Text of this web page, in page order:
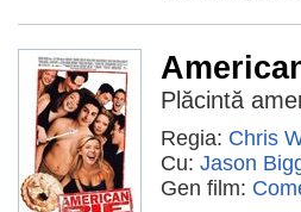
Plăcintă
Regia: Chris
Cu: Jason
Gen film: